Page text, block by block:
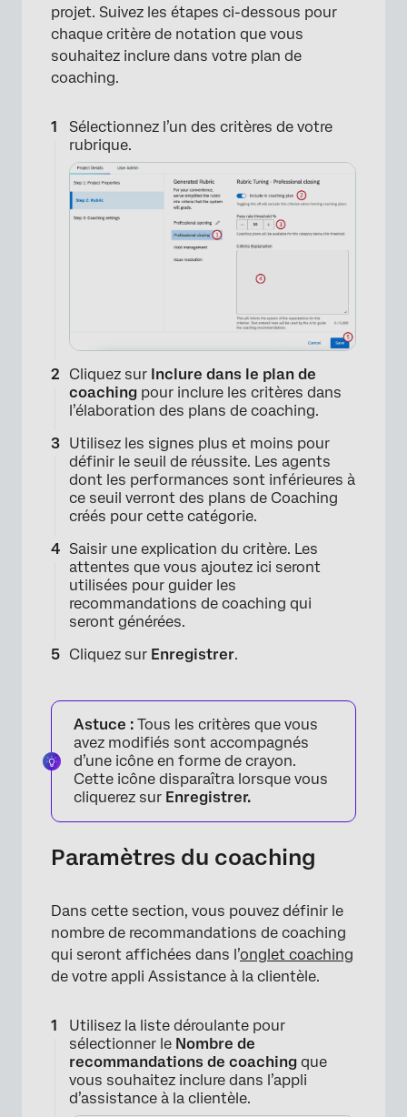
projet. Suivez les étapes ci-dessous pour
chaque critère de notation que vous
souhaitez inclure dans votre plan de
coaching.
Sélectionnez l’un des critères de votre
rubrique.
Cliquez sur Inclure dans le plan de
coaching pour inclure les critères dans
l’élaboration des plans de coaching.
Utilisez les signes plus et moins pour
définir le seuil de réussite. Les agents
dont les performances sont inférieures à
ce seuil verront des plans de Coaching
créés pour cette catégorie.
Saisir une explication du critère. Les
attentes que vous ajoutez ici seront
utilisées pour guider les
recommandations de coaching qui
seront générées.
Cliquez sur Enregistrer.
Astuce : Tous les critères que vous
avez modifiés sont accompagnés
d’une icône en forme de crayon.
Cette icône disparaîtra lorsque vous
cliquerez sur Enregistrer.
Paramètres du coaching
Dans cette section, vous pouvez définir le
nombre de recommandations de coaching
qui seront affichées dans l’onglet coaching
de votre appli Assistance à la clientèle.
Utilisez la liste déroulante pour
sélectionner le Nombre de
recommandations de coaching que
vous souhaitez inclure dans l’appli
d’assistance à la clientèle.